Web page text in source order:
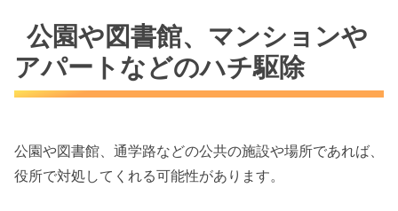
公園や図書館、マンションや
アパートなどのハチ駆除
公園や図書館、通学路などの公共の施設や場所であれば、
役所で対処してくれる可能性があります。